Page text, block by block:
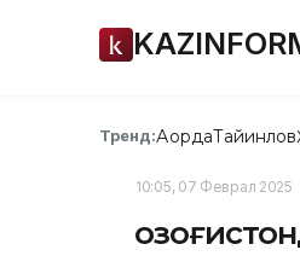
Тренд:АқордаТайинлов
10:05, 07 Феврал 2025